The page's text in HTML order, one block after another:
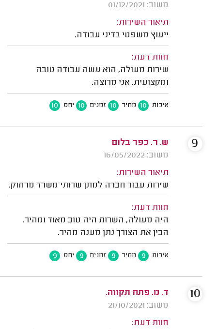
משוב: 01/12/2021
תיאור השירות:
ייעוץ משפטי בדיני עבודה.
חוות דעת:
שירות מעולה, הוא עשה עבודה טובה
ומקצועית. אני מרוצה.
איכות 10 מחיר 10 זמנים 10 יחס 10
ש. ר. כפר בלום
משוב: 16/05/2022
תיאור השירות:
שירות עבור חברה למתן שרותי משרד מרחוק.
חוות דעת:
היה מעולה, השרות היה טוב מאוד ומהיר.
הבין את הצורך נתן מענה מהיר.
איכות 9 מחיר 9 זמנים 9 יחס 9
9
ד. מ. פתח תקווה.
משוב: 21/10/2021
חוות דעת:
10